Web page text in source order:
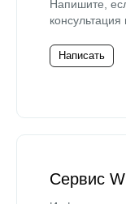
Напишите,
консультация
Написать
Сервис